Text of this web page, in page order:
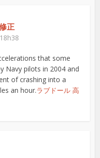
正
that some
Navy pilots in 2004 and
of crashing into a
an hour.ラブドール 高